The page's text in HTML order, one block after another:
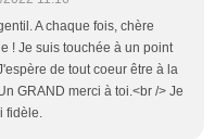
A chaque fois, chère
! Je suis touchée à un point
de tout coeur être à la
GRAND merci à toi.<br /> Je
fidèle.